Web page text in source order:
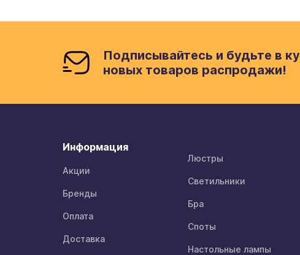
Подписывайтесь и будьте в
новых товаров распродажи!
Информация
Акции
Бренды
Оплата
Доставка
Люстры
Светильники
Бра
Споты
Настольные лампы